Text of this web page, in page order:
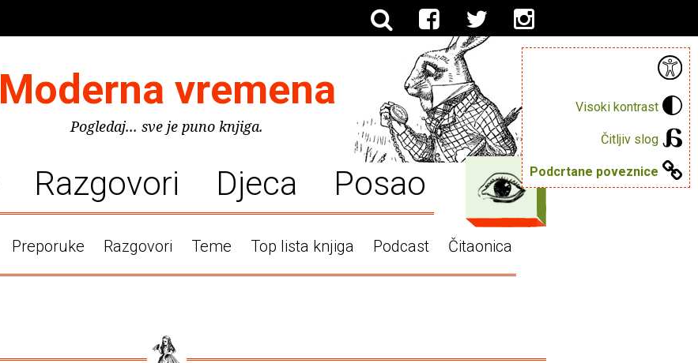
Visoki kontrast
Čitljiv slog
Podcrtane poveznice
Moderna vremena
Pogledaj... sve je puno knjiga.
Razgovori Djeca Posao
Preporuke Razgovori Teme Top lista knjiga Podcast Čitaonica